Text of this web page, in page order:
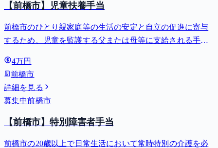
【前橋市】児童扶養手当
前橋市のひとり親家庭等の生活の安定と自立の促進に寄与
するため、児童を監護する父または母等に支給される手
4万円
前橋市
詳細を見る
募集中前橋市
【前橋市】特別障害者手当
前橋市の20歳以上で日常生活において常時特別の介護を必